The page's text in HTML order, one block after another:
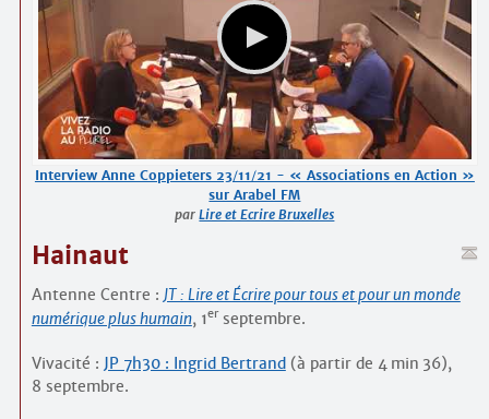
Interview Anne Coppieters 23/11/21 - « Associations en Action »
sur Arabel FM
parLire et Ecrire Bruxelles
Hainaut
Antenne Centre : JT : Lire et Écrire pour tous et pour un monde
numérique plus humain, 1erseptembre.
Vivacité : JP 7h30 : Ingrid Bertrand(à partir de 4 min 36),
8 septembre.